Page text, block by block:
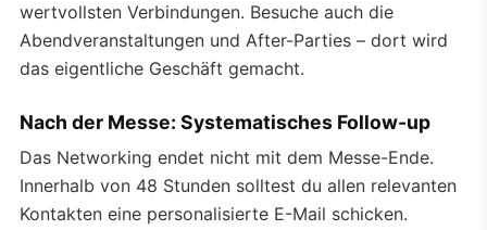
wertvollsten Verbindungen. Besuche auch die
Abendveranstaltungen und After-Parties – dort wird
das eigentliche Geschäft gemacht.
Nach der Messe: Systematisches Follow-up
Das Networking endet nicht mit dem Messe-Ende.
Innerhalb von 48 Stunden solltest du allen relevanten
Kontakten eine personalisierte E-Mail schicken.